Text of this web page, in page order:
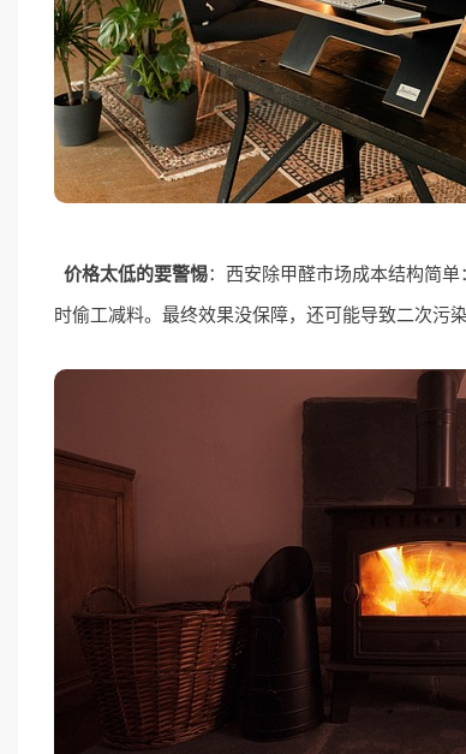
价格太低的要警惕：西安除甲醛市场成本结构简
时偷工减料。最终效果没保障，还可能导致二次污染